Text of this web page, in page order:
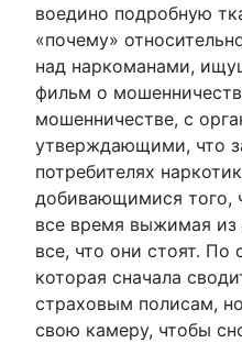
воедино подробную
«почему»
над наркоманами,
фильм о
мошенничестве, с
утверждающими, что
потребителях
добивающимися того,
все время выжимая
все, что они стоят. По
которая сначала
страховым полисам,
свою камеру, чтобы